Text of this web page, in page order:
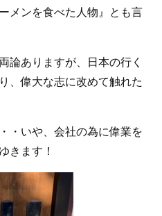
メンを食べた人物』とも言
論ありますが、日本の行く
、偉大な志に改めて触れた
・いや、会社の為に偉業を
きます！